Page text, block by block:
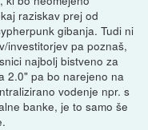
raziskav prej od
gibanja. Tudi ni
investitorjev pa poznaš,
najbolj bistveno za
2.0" pa bo narejeno na
vodenje npr. s
banke, je to samo še